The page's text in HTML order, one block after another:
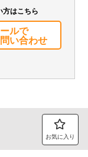
グ
集中ドアロック
方はこちら
ルで
い合わせ
お気に入り